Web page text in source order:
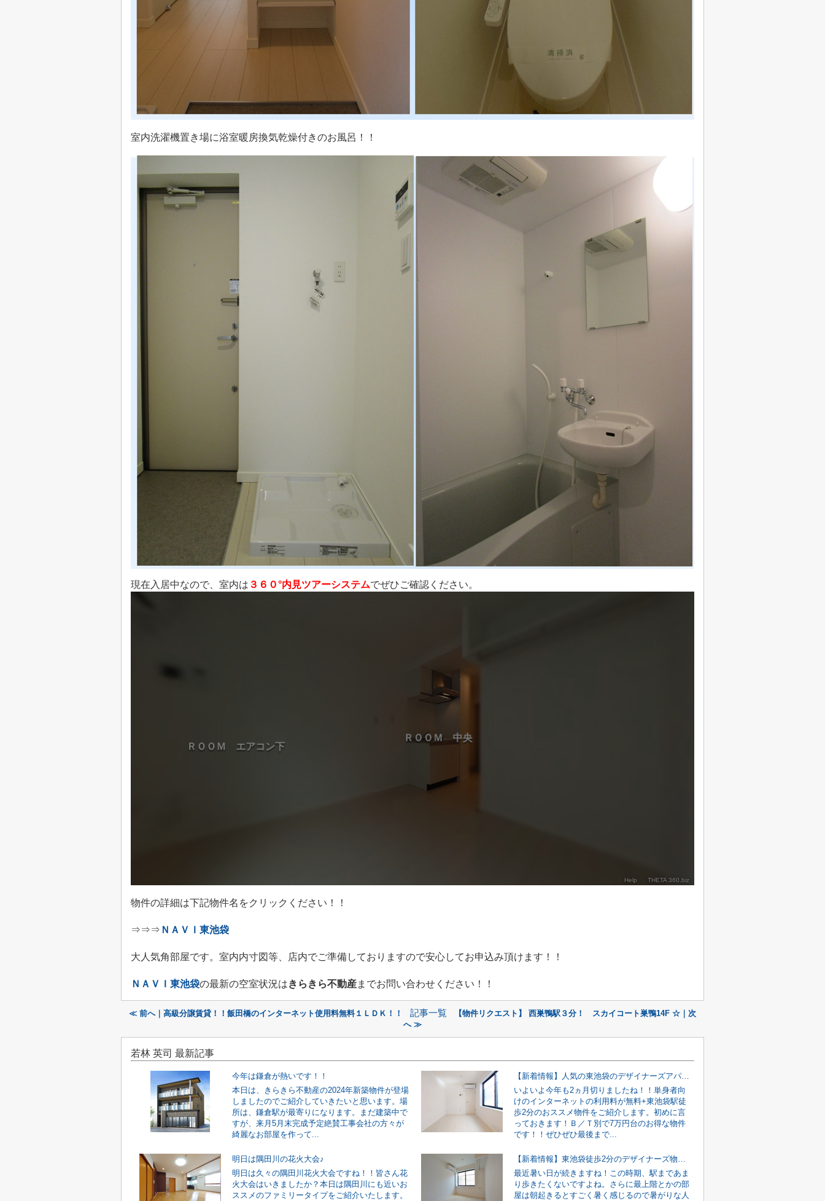
室内洗濯機置き場に浴室暖房換気乾燥付きのお風呂！！
現在入居中なので、室内は ３６０°内見ツアーシステムでぜひご確認ください。
物件の詳細は下記物件名をクリックください！！
⇒⇒⇒ ＮＡＶＩ東池袋
大人気角部屋です。室内内寸図等、店内でご準備しておりますので安心してお申込み頂けます！！
ＮＡＶＩ東池袋の最新の空室状況はきらきら不動産までお問い合わせください！！
≪ 前へ｜高級分譲賃貸！！飯田橋のインターネット使用料無料１ＬＤＫ！！ 記事一覧
【物件リクエスト】 西巣鴨駅３分！ スカイコート巣鴨14F ☆｜次
へ ≫
若林 英司 最新記事
今年は鎌倉が熱いです！！
本日は、きらきら不動産の2024年新築物件が登場
しましたのでご紹介していきたいと思います。場
所は、鎌倉駅が最寄りになります。まだ建築中で
すが、来月5月末完成予定絶賛工事会社の方々が
綺麗なお部屋を作って...
【新着情報】人気の東池袋のデザイナーズアパート♪
いよいよ今年も2ヵ月切りましたね！！単身者向
けのインターネットの利用料が無料+東池袋駅徒
歩2分のおススメ物件をご紹介します。初めに言
っておきます！Ｂ／Ｔ別で7万円台のお得な物件
です！！ぜひぜひ最後まで...
明日は隅田川の花火大会♪
明日は久々の隅田川花火大会ですね！！皆さん花
火大会はいきましたか？本日は隅田川にも近いお
ススメのファミリータイプをご紹介いたします。
【新着情報】東池袋徒歩2分のデザイナーズ物件！！
最近暑い日が続きますね！この時期、駅まであま
り歩きたくないですよね。さらに最上階とかの部
屋は朝起きるとすごく暑く感じるので暑がりな人